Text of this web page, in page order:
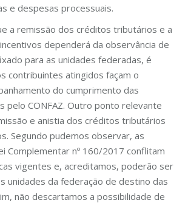
e despesas processuais.
a remissão dos créditos tributários e a
dependerá da observância de
para as unidades federadas, é
contribuintes atingidos façam o
do cumprimento das
pelo CONFAZ. Outro ponto relevante
e anistia dos créditos tributários
Segundo pudemos observar, as
Complementar nº 160/2017 conflitam
vigentes e, acreditamos, poderão ser
unidades da federação de destino das
não descartamos a possibilidade de